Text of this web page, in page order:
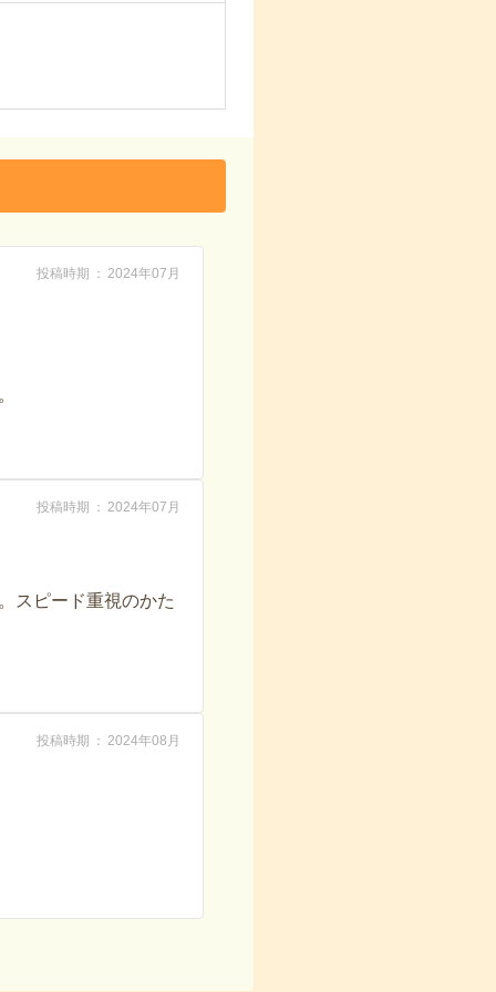
投稿時期 2024年07月
投稿時期 2024年07月
スピード重視のかた
投稿時期 2024年08月